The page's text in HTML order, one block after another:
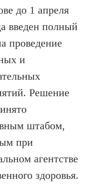
до 1 апреля
введен полный
проведение
и
Решение
штабом,
при
агентстве
здоровья.